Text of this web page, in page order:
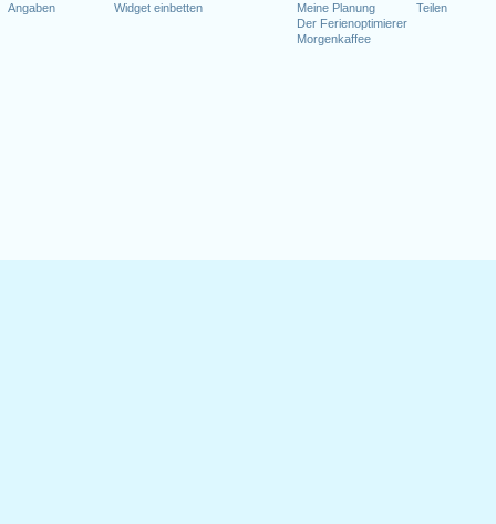
Angaben
Widget einbetten
Meine Planung
Der Ferienoptimierer
Morgenkaffee
Teilen